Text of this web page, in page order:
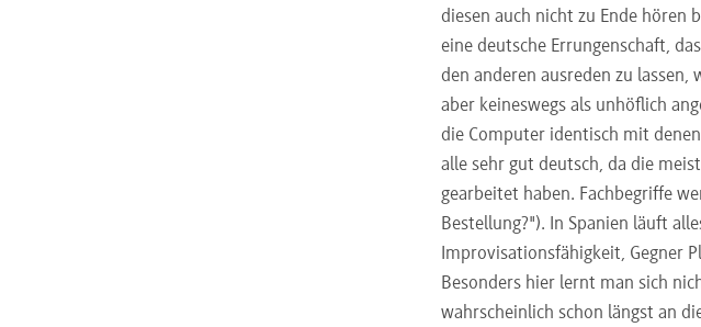
diesen auch nicht zu Ende hören
eine deutsche Errungenschaft,
den anderen ausreden zu
aber keineswegs als unhöflich
die Computer identisch mit
alle sehr gut deutsch, da die
gearbeitet haben. Fachbegriffe
Bestellung?"). In Spanien läuft
Improvisationsfähigkeit, Gegner
Besonders hier lernt man sich
wahrscheinlich schon längst an